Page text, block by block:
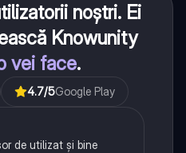
noștri. Ei
Knowunity
vei face.
4.7/5Google Play
de utilizat și bine